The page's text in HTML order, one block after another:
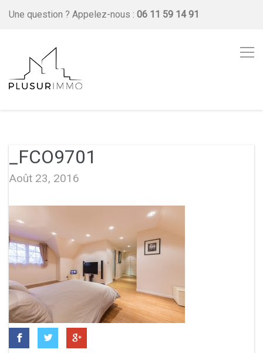
Une question ? Appelez-nous : 06 11 59 14 91
_FCO9701
Août 23, 2016